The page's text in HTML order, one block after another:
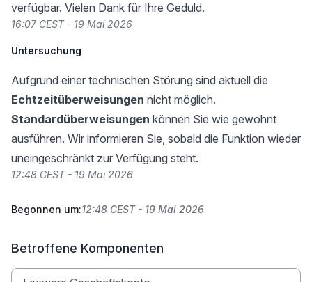
verfügbar. Vielen Dank für Ihre Geduld.
16:07 CEST - 19 Mai 2026
Untersuchung
Aufgrund einer technischen Störung sind aktuell die
Echtzeitüberweisungen nicht möglich.
Standardüberweisungen können Sie wie gewohnt
ausführen. Wir informieren Sie, sobald die Funktion wieder
uneingeschränkt zur Verfügung steht.
12:48 CEST - 19 Mai 2026
Begonnen um:12:48 CEST - 19 Mai 2026
Betroffene Komponenten